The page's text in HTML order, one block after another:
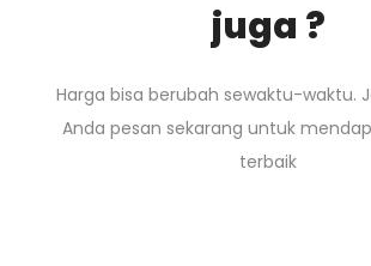
juga ?
Harga bisa berubah sewaktu-waktu.
Anda pesan sekarang untuk
terbaik